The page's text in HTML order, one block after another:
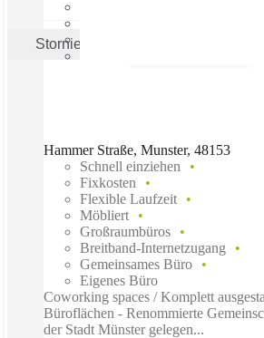
Stornieren
Hammer Straße, Munster, 48153
Schnell einziehen
Fixkosten
Flexible Laufzeit
Möbliert
Großraumbüros
Breitband-Internetzugang
Gemeinsames Büro
Eigenes Büro
Coworking spaces / Komplett
Büroflächen - Renommierte
der Stadt Münster gelegen...